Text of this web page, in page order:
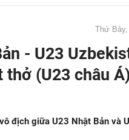
Thứ Bảy,
- U23
thở (U23 châu Á)
địch giữa U23 Nhật Bản và